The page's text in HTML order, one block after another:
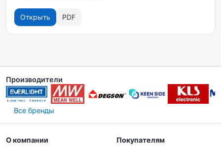
Открыть PDF
Производители
Все бренды
О компании
Покупателям